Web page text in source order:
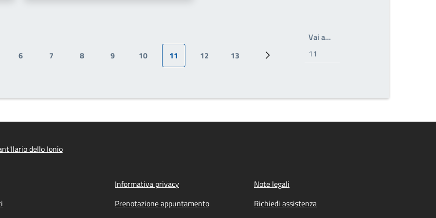
Pagina
6
Pagina
7
Pagina
8
Pagina
9
Pagina
10
Pagina attuale
11
Pagina
12
Pagina
13
Prossima pagina
Vai a…
dello Ionio
Informativa privacy
Note legali
Prenotazione appuntamento
Richiedi assistenza